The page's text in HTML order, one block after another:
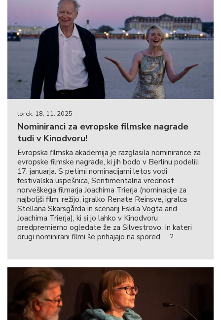
torek, 18. 11. 2025
Nominiranci za evropske filmske nagrade
tudi v Kinodvoru!
Evropska filmska akademija je razglasila nominirance za
evropske filmske nagrade, ki jih bodo v Berlinu podelili
17. januarja. S petimi nominacijami letos vodi
festivalska uspešnica, Sentimentalna vrednost
norveškega filmarja Joachima Trierja (nominacije za
najboljši film, režijo, igralko Renate Reinsve, igralca
Stellana Skarsgårda in scenarij Eskila Vogta and
Joachima Trierja), ki si jo lahko v Kinodvoru
predpremierno ogledate že za Silvestrovo. In kateri
drugi nominirani filmi še prihajajo na spored … ?